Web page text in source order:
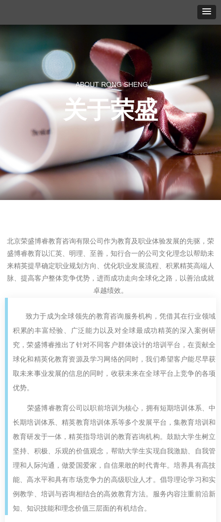
关于荣盛
ABOUT RONG SHENG
北京荣盛博睿教育咨询有限公司作为教育及职业体验发展的先驱，荣
盛博睿教育以汇英、明理、至善，知行合一的公司文化理念以帮助未
来精英提早确定职业规划方向、优化职业发展流程、积累精英高端人
脉、提高客户整体竞争优势，进而成功走向全球化之路，以善治成就
卓越绩效。
致力于成为全球领先的教育咨询服务机构，凭借其在行业领域
积累的丰富经验、广泛能力以及对全球最成功精英的深入案例研
究，荣盛博睿推出了针对不同客户群体设计的培训平台，在贡献全
球化和精英化教育资源及学习网络的同时，我们希望客户能尽早获
取未来事业发展的信息的同时，收获未来在全球平台上竞争的各项
优势。
荣盛博睿教育公司以职前培训为核心，拥有短期培训体系、中
长期培训体系、精英教育培训体系等多个发展平台，集教育培训和
教育研发于一体，精英指导培训的教育咨询机构。鼓励大学生树立
坚持、积极、乐观的价值观念，帮助大学生实现自我激励、自我管
理和人际沟通，做爱国爱家，自信果敢的时代青年。培养具有高技
能、高水平和具有市场竞争力的高级职业人才。倡导理论学习和实
例教学、培训与咨询相结合的高效教育方法。服务内容注重前沿新
知、知识技能和理念价值三层面的有机结合。